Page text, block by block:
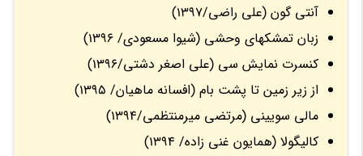
آنتی گون (علی راضی/1397)
زبان تمشکهای وحشی (شیوا مسعودی/ 1396)
کنسرت نمایش سی (علی اصغر دشتی/1396)
از زیر زمین تا پشت بام (افسانه ماهیان/ 1395)
مالی سویینی (مرتضی میرمنتظمی/1394)
کالیگولا (همایون غنی زاده/ 1394)